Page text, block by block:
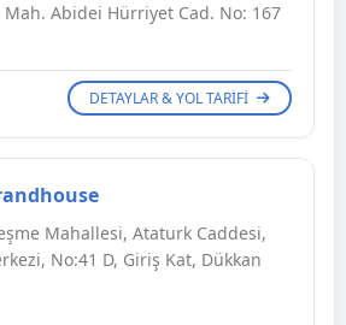
Mah. Abidei Hürriyet Cad. No: 167
DETAYLAR & YOL TARIFI
Mahallesi, Ataturk Caddesi,
No:41 D, Giriş Kat, Dükkan